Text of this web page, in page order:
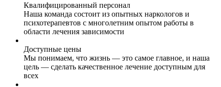
Квалифицированный персонал
Наша команда состоит из опытных наркологов и
психотерапевтов с многолетним опытом работы в
области лечения зависимости
Доступные цены
Мы понимаем, что жизнь — это самое главное, и наша
цель — сделать качественное лечение доступным для
всех